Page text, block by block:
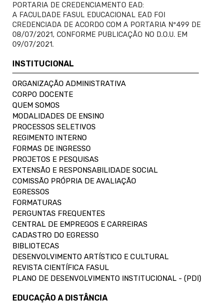
PORTARIA DE CREDENCIAMENTO EAD:
A FACULDADE FASUL EDUCACIONAL EAD FOI
CREDENCIADA DE ACORDO COM A PORTARIA Nº499 DE
08/07/2021, CONFORME PUBLICAÇÃO NO D.O.U. EM
09/07/2021.
INSTITUCIONAL
ORGANIZAÇÃO ADMINISTRATIVA
CORPO DOCENTE
QUEM SOMOS
MODALIDADES DE ENSINO
PROCESSOS SELETIVOS
REGIMENTO INTERNO
FORMAS DE INGRESSO
PROJETOS E PESQUISAS
EXTENSÃO E RESPONSABILIDADE SOCIAL
COMISSÃO PRÓPRIA DE AVALIAÇÃO
EGRESSOS
FORMATURAS
PERGUNTAS FREQUENTES
CENTRAL DE EMPREGOS E CARREIRAS
CADASTRO DO EGRESSO
BIBLIOTECAS
DESENVOLVIMENTO ARTÍSTICO E CULTURAL
REVISTA CIENTÍFICA FASUL
PLANO DE DESENVOLVIMENTO INSTITUCIONAL - (PDI)
EDUCAÇÃO A DISTÂNCIA